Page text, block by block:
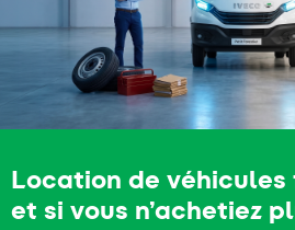
Location de
et si vous n’achetiez